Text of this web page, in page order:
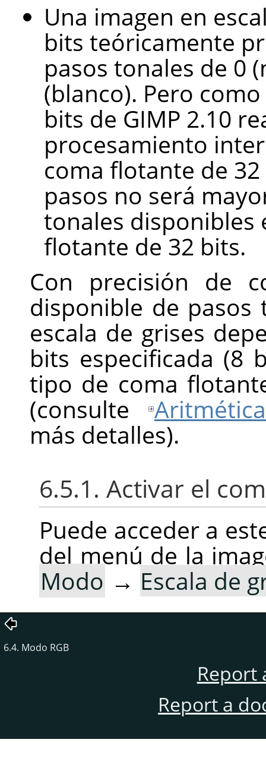
Una imagen en
bits teóricamente
pasos tonales de 0
(blanco). Pero
bits de GIMP 2.10
procesamiento
coma flotante de
pasos no será
tonales disponibles
flotante de 32 bits.
Con precisión de
disponible de pasos
escala de grises
bits especificada (8
tipo de coma
(consulte
más detalles).
6.5.1. Activar el
Puede acceder a
del menú de la
Modo → Escala de
6.4. Modo RGB
Report
Report a